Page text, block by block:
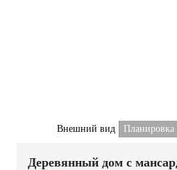
Внешний вид Планировка
Деревянный дом с